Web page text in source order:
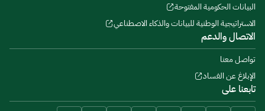
البيانات الحكومية المفتوحة
الاستراتيجية الوطنية للبيانات والذكاء الاصطناعي
الاتصال والدعم
تواصل معنا
الإبلاغ عن الفساد
تابعنا على